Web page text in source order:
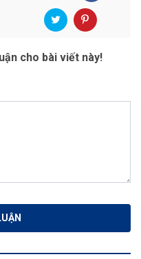
cho bài viết này!